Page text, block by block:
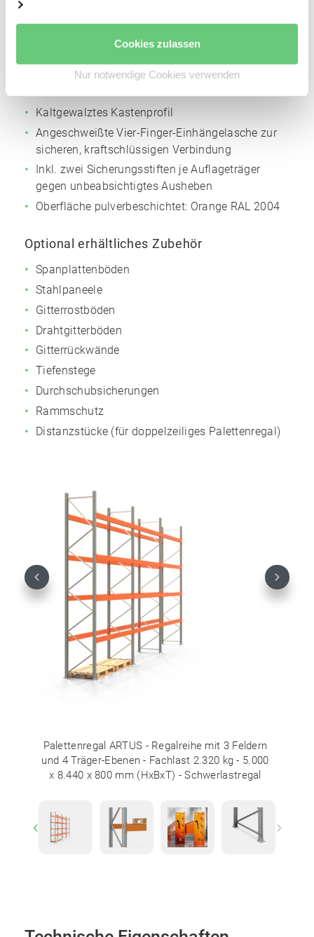
Cookies zulassen
Nur notwendige Cookies verwenden
Kaltgewalztes Kastenprofil
Angeschweißte Vier-Finger-Einhängelasche zur
sicheren, kraftschlüssigen Verbindung
Inkl. zwei Sicherungsstiften je Auflageträger
gegen unbeabsichtigtes Ausheben
Oberfläche pulverbeschichtet: Orange RAL 2004
Optional erhältliches Zubehör
Spanplattenböden
Stahlpaneele
Gitterrostböden
Drahtgitterböden
Gitterrückwände
Tiefenstege
Durchschubsicherungen
Rammschutz
Distanzstücke (für doppelzeiliges Palettenregal)
Palettenregal ARTUS - Regalreihe mit 3 Feldern
und 4 Träger-Ebenen - Fachlast 2.320 kg - 5.000
x 8.440 x 800 mm (HxBxT) - Schwerlastregal
Previous Next
Previous Next